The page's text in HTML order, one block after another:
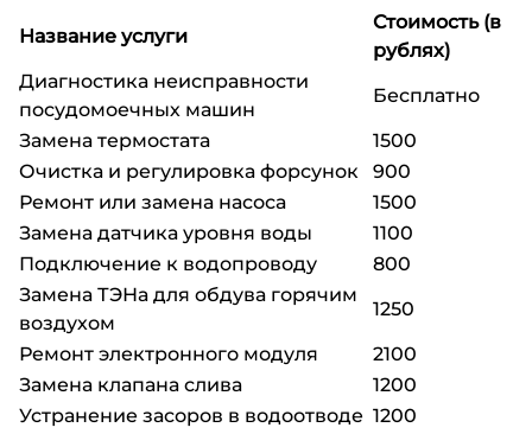
Название услуги
Стоимость (в
рублях)
Диагностика неисправности
посудомоечных машин
Бесплатно
Замена термостата
1500
Очистка и регулировка форсунок
900
Ремонт или замена насоса
1500
Замена датчика уровня воды
1100
Подключение к водопроводу
800
Замена ТЭНа для обдува горячим
воздухом
1250
Ремонт электронного модуля
2100
Замена клапана слива
1200
Устранение засоров в водоотводе 1200